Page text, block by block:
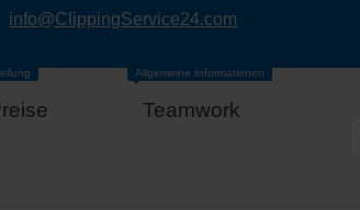
info@ClippingService24.com
Teamwork
Allgemeine Informationen